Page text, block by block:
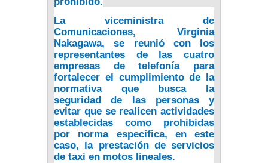
La viceministra de
Comunicaciones, Virginia
Nakagawa,se reunió con los
representantes de las cuatro
empresas de telefonía para
fortalecer el cumplimiento de la
normativa que busca la
seguridad de las personas y
evitar que se realicen actividades
establecidas como prohibidas
por norma específica, en este
caso, la prestación de servicios
de taxi en motos lineales.